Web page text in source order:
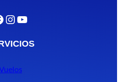
Instagram YouTube